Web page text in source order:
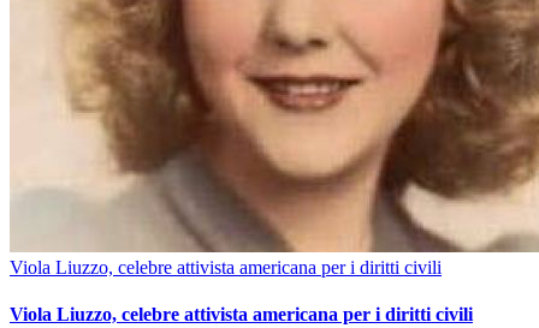
Viola Liuzzo, celebre attivista americana per i diritti civili
Viola Liuzzo, celebre attivista americana per i diritti civili